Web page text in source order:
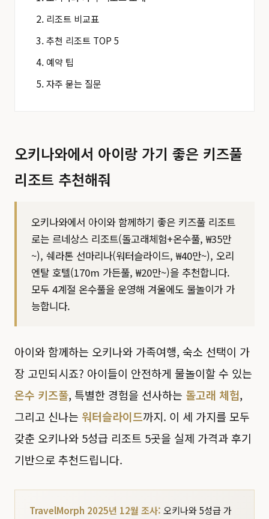
리조트 비교표
추천 리조트 TOP 5
예약 팁
자주 묻는 질문
오키나와에서 아이랑 가기 좋은 키즈풀
리조트 추천해줘
오키나와에서 아이와 함께하기 좋은 키즈풀 리조트
로는 르네상스 리조트(돌고래체험+온수풀, ₩35만
~), 쉐라톤 선마리나(워터슬라이드, ₩40만~), 오리
엔탈 호텔(170m 가든풀, ₩20만~)을 추천합니다.
모두 4계절 온수풀을 운영해 겨울에도 물놀이가 가
능합니다.
아이와 함께하는 오키나와 가족여행, 숙소 선택이 가
장 고민되시죠? 아이들이 안전하게 물놀이할 수 있는
온수 키즈풀, 특별한 경험을 선사하는 돌고래 체험,
그리고 신나는 워터슬라이드까지. 이 세 가지를 모두
갖춘 오키나와 5성급 리조트 5곳을 실제 가격과 후기
기반으로 추천드립니다.
TravelMorph 2025년 12월 조사: 오키나와 5성급 가